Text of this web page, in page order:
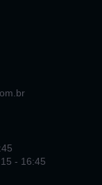
- 16:45